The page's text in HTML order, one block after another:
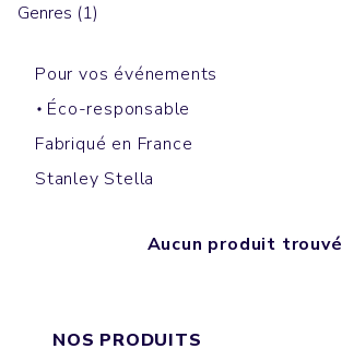
Genres (1)
Pour vos événements
Éco-responsable
Fabriqué en France
Stanley Stella
Aucun produit trouvé
NOS PRODUITS